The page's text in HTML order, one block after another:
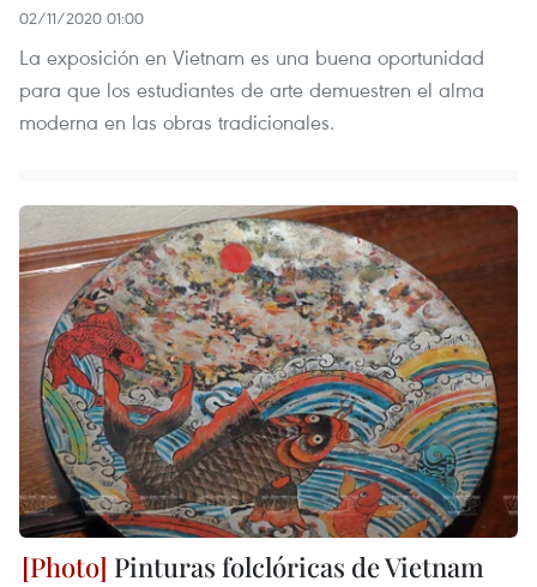
02/11/2020 01:00
La exposición en Vietnam es una buena oportunidad
para que los estudiantes de arte demuestren el alma
moderna en las obras tradicionales.
Pinturas folclóricas de Vietnam